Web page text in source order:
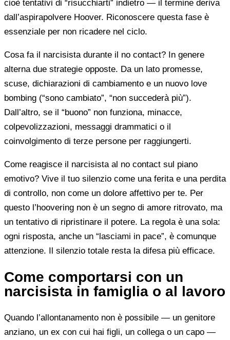
cioè tentativi di “risucchiarti” indietro — il termine deriva
dall’aspirapolvere Hoover. Riconoscere questa fase è
essenziale per non ricadere nel ciclo.
Cosa fa il narcisista durante il no contact? In genere
alterna due strategie opposte. Da un lato promesse,
scuse, dichiarazioni di cambiamento e un nuovo love
bombing (“sono cambiato”, “non succederà più”).
Dall’altro, se il “buono” non funziona, minacce,
colpevolizzazioni, messaggi drammatici o il
coinvolgimento di terze persone per raggiungerti.
Come reagisce il narcisista al no contact sul piano
emotivo? Vive il tuo silenzio come una ferita e una perdita
di controllo, non come un dolore affettivo per te. Per
questo l’hoovering non è un segno di amore ritrovato, ma
un tentativo di ripristinare il potere. La regola è una sola:
ogni risposta, anche un “lasciami in pace”, è comunque
attenzione. Il silenzio totale resta la difesa più efficace.
Come comportarsi con un
narcisista in famiglia o al lavoro
Quando l’allontanamento non è possibile — un genitore
anziano, un ex con cui hai figli, un collega o un capo —